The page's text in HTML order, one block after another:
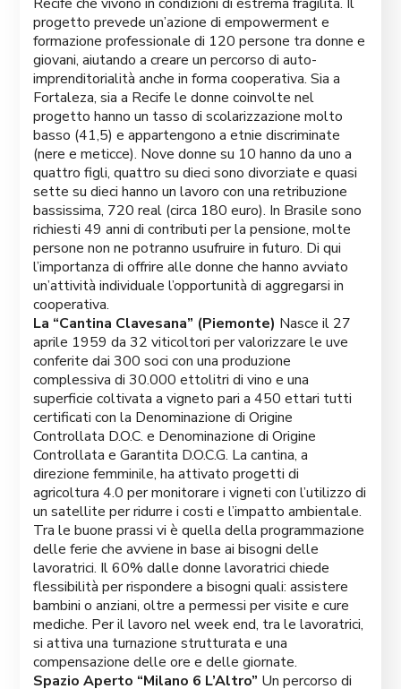
progetto prevede un’azione di empowerment e
formazione professionale di 120 persone tra donne e
giovani, aiutando a creare un percorso di auto-
imprenditorialità anche in forma cooperativa. Sia a
Fortaleza, sia a Recife le donne coinvolte nel
progetto hanno un tasso di scolarizzazione molto
basso (41,5) e appartengono a etnie discriminate
(nere e meticce). Nove donne su 10 hanno da uno a
quattro figli, quattro su dieci sono divorziate e quasi
sette su dieci hanno un lavoro con una retribuzione
bassissima, 720 real (circa 180 euro). In Brasile sono
richiesti 49 anni di contributi per la pensione, molte
persone non ne potranno usufruire in futuro. Di qui
l’importanza di offrire alle donne che hanno avviato
un’attività individuale l’opportunità di aggregarsi in
cooperativa.
La “Cantina Clavesana” (Piemonte) Nasce il 27
aprile 1959 da 32 viticoltori per valorizzare le uve
conferite dai 300 soci con una produzione
complessiva di 30.000 ettolitri di vino e una
superficie coltivata a vigneto pari a 450 ettari tutti
certificati con la Denominazione di Origine
Controllata D.O.C. e Denominazione di Origine
Controllata e Garantita D.O.C.G. La cantina, a
direzione femminile, ha attivato progetti di
agricoltura 4.0 per monitorare i vigneti con l’utilizzo di
un satellite per ridurre i costi e l’impatto ambientale.
Tra le buone prassi vi è quella della programmazione
delle ferie che avviene in base ai bisogni delle
lavoratrici. Il 60% dalle donne lavoratrici chiede
flessibilità per rispondere a bisogni quali: assistere
bambini o anziani, oltre a permessi per visite e cure
mediche. Per il lavoro nel week end, tra le lavoratrici,
si attiva una turnazione strutturata e una
compensazione delle ore e delle giornate.
Spazio Aperto “Milano 6 L’Altro” Un percorso di